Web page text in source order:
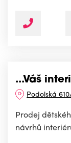
...Váš
Podolská
Prodej
návrhů